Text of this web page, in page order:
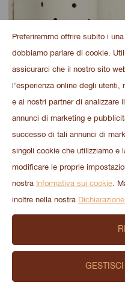
5.
Nun kommen die
rein. Der Deckel wird
durch die Öffnung
Dose.
Preferiremmo offrire subito i
dobbiamo parlare di cookie.
assicurarci che il nostro sito
l’esperienza online degli
e ai nostri partner di analizzare
annunci di marketing e
successo di tali annunci di
singoli cookie che utilizziamo e
modificare le proprie
nostra Informativa sui cookie.
inoltre nella nostra